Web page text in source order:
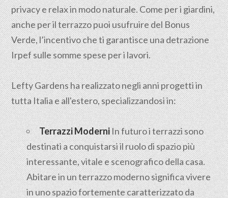
privacy e relax in modo naturale. Come per i giardini,
anche per il terrazzo puoi usufruire del Bonus
Verde, l’incentivo che ti garantisce una detrazione
Irpef sulle somme spese per i lavori.
Lefty Gardens ha realizzato negli anni progetti in
tutta Italia e all'estero, specializzandosi in:
Terrazzi ModerniIn futuro i terrazzi sono
destinati a conquistarsi il ruolo di spazio più
interessante, vitale e scenografico della casa.
Abitare in un terrazzo moderno significa vivere
in uno spazio fortemente caratterizzato da